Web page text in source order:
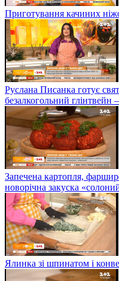
Приготування качиних
Руслана Писанка готує
безалкогольний глінтвейн
Запечена картопля,
новорічна закуска
Ялинка зі шпинатом і